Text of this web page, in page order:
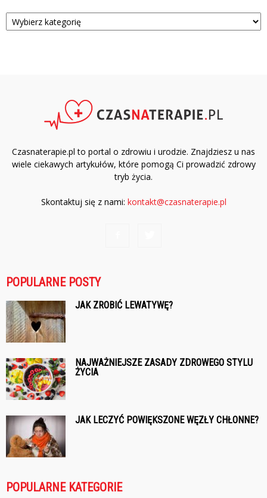
Kategorie
Czasnaterapie.pl to portal o zdrowiu i urodzie. Znajdziesz u nas
wiele ciekawych artykułów, które pomogą Ci prowadzić zdrowy
tryb życia.
Skontaktuj się z nami: kontakt@czasnaterapie.pl
POPULARNE POSTY
JAK ZROBIĆ LEWATYWĘ?
NAJWAŻNIEJSZE ZASADY ZDROWEGO STYLU
ŻYCIA
JAK LECZYĆ POWIĘKSZONE WĘZŁY CHŁONNE?
POPULARNE KATEGORIE